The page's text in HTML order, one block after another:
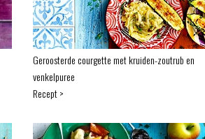
Geroosterde courgette met kruiden-zoutrub en
venkelpuree
Recept >